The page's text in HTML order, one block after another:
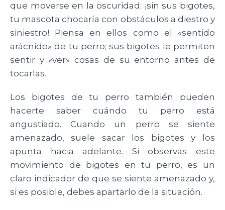
que moverse en la oscuridad; ¡sin sus bigotes,
tu mascota chocaría con obstáculos a diestro y
siniestro! Piensa en ellos como el «sentido
arácnido» de tu perro; sus bigotes le permiten
sentir y «ver» cosas de su entorno antes de
tocarlas.
Los bigotes de tu perro también pueden
hacerte saber cuándo tu perro está
angustiado. Cuando un perro se siente
amenazado, suele sacar los bigotes y los
apunta hacia adelante. Si observas este
movimiento de bigotes en tu perro, es un
claro indicador de que se siente amenazado y,
si es posible, debes apartarlo de la situación.